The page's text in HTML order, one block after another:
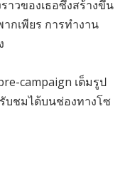
าวของเธอซึ่งสร้างขึ้น
กเพียร การทำงาน
campaign เต็มรูป
บชมได้บนช่องทางโซ